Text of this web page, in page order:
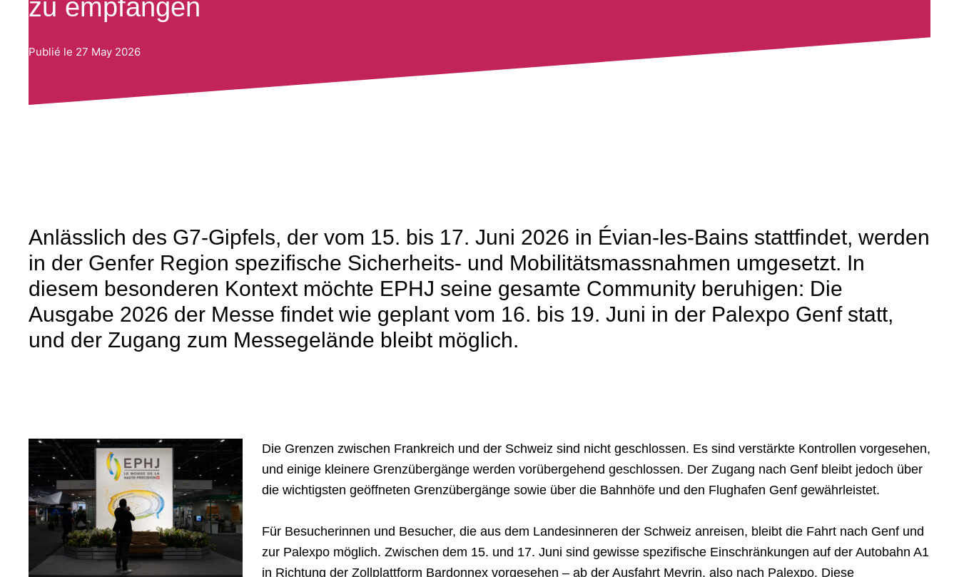
zu empfangen
Publié le 27 May 2026
Anlässlich des G7-Gipfels, der vom 15. bis 17. Juni 2026 in Évian-les-Bains stattfindet, werden
in der Genfer Region spezifische Sicherheits- und Mobilitätsmassnahmen umgesetzt. In
diesem besonderen Kontext möchte EPHJ seine gesamte Community beruhigen: Die
Ausgabe 2026 der Messe findet wie geplant vom 16. bis 19. Juni in der Palexpo Genf statt,
und der Zugang zum Messegelände bleibt möglich.
Die Grenzen zwischen Frankreich und der Schweiz sind nicht geschlossen. Es sind verstärkte Kontrollen vorgesehen,
und einige kleinere Grenzübergänge werden vorübergehend geschlossen. Der Zugang nach Genf bleibt jedoch über
die wichtigsten geöffneten Grenzübergänge sowie über die Bahnhöfe und den Flughafen Genf gewährleistet.
Für Besucherinnen und Besucher, die aus dem Landesinneren der Schweiz anreisen, bleibt die Fahrt nach Genf und
zur Palexpo möglich. Zwischen dem 15. und 17. Juni sind gewisse spezifische Einschränkungen auf der Autobahn A1
in Richtung der Zollplattform Bardonnex vorgesehen – ab der Ausfahrt Meyrin, also nach Palexpo. Diese